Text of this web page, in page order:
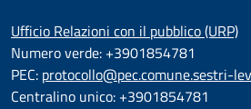
Ufficio Relazioni con il pubblico (URP)
Numero verde: +3901854781
PEC: protocollo@pec.comune.sestri-
Centralino unico: +3901854781